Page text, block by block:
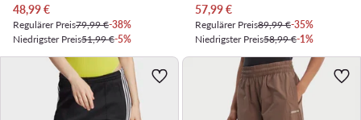
Aktueller Preis
48,99€
Regulärer Preis79,99 €-38%
Niedrigster Preis51,99 €-5%
Aktueller Preis
57,99€
Regulärer Preis89,99 €-35%
Niedrigster Preis58,99 €-1%